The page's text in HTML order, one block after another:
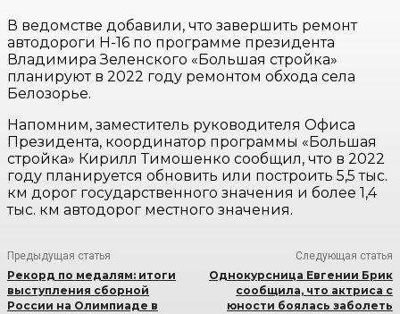
В ведомстве добавили, что завершить ремонт
автодороги Н-16 по программе президента
Владимира Зеленского «Большая стройка»
планируют в 2022 году ремонтом обхода села
Белозорье.
Напомним, заместитель руководителя Офиса
Президента, координатор программы «Большая
стройка» Кирилл Тимошенко сообщил, что в 2022
году планируется обновить или построить 5,5 тыс.
км дорог государственного значения и более 1,4
тыс. км автодорог местного значения.
Предыдущая статья
Рекорд по медалям: итоги
выступления сборной
России на Олимпиаде в
Следующая статья
Однокурсница Евгении Брик
сообщила, что актриса с
юности боялась заболеть